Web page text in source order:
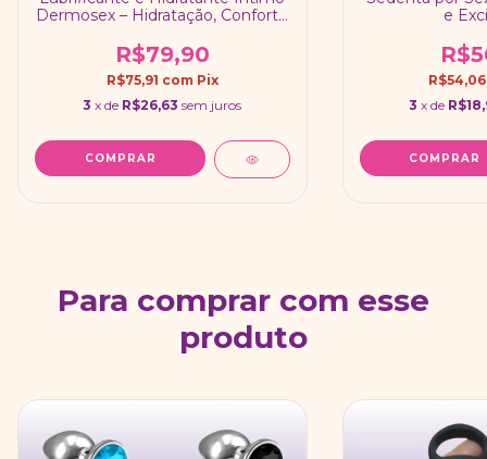
Dermosex – Hidratação, Conforto
R$79,90
R$75,91 com Pix
3 x de R$26,63 sem juros
e
3 x de
Para comprar com esse
produto